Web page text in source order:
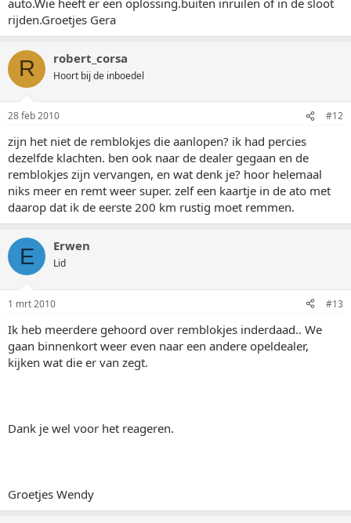
rijden.Groetjes Gera
R robert_corsa
Hoort bij de inboedel
28 feb 2010 #12
zijn het niet de remblokjes die aanlopen? ik had percies
dezelfde klachten. ben ook naar de dealer gegaan en de
remblokjes zijn vervangen, en wat denk je? hoor helemaal
niks meer en remt weer super. zelf een kaartje in de ato met
daarop dat ik de eerste 200 km rustig moet remmen.
E Erwen
Lid
1 mrt 2010 #13
Ik heb meerdere gehoord over remblokjes inderdaad.. We
gaan binnenkort weer even naar een andere opeldealer,
kijken wat die er van zegt.
Dank je wel voor het reageren.
Groetjes Wendy